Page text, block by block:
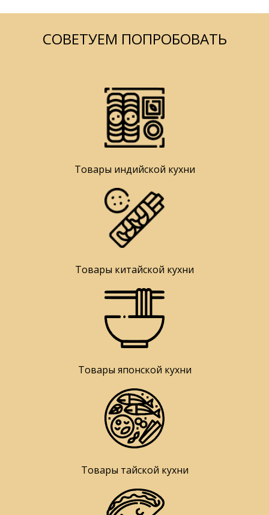
СОВЕТУЕМ ПОПРОБОВАТЬ
Товары индийской кухни
Товары китайской кухни
Товары японской кухни
Товары тайской кухни